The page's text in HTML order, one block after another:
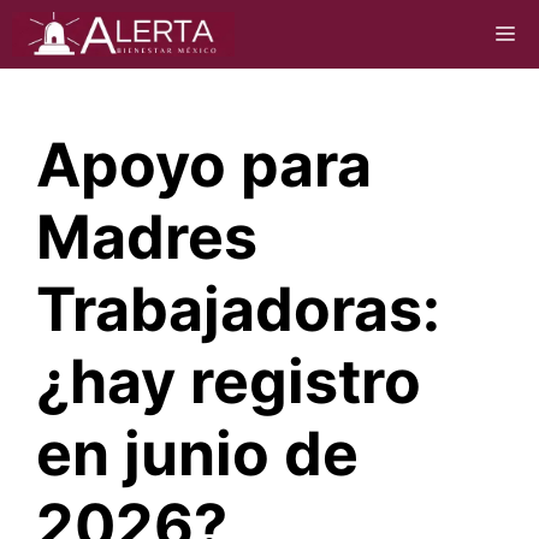
Saltar
contenido
Apoyo para
Madres
Trabajadoras:
¿hay registro
en junio de